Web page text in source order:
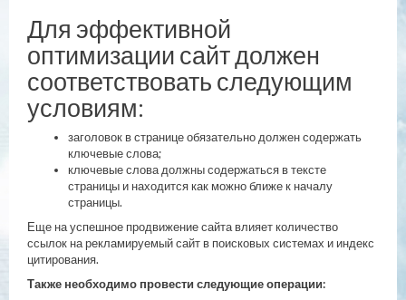
Для эффективной
оптимизации сайт должен
соответствовать следующим
условиям:
заголовок в странице обязательно должен содержать
ключевые слова;
ключевые слова должны содержаться в тексте
страницы и находится как можно ближе к началу
страницы.
Еще на успешное продвижение сайта влияет количество
ссылок на рекламируемый сайт в поисковых системах и индекс
цитирования.
Также необходимо провести следующие операции: